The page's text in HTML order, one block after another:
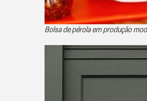
Bolsa de pérola em produção